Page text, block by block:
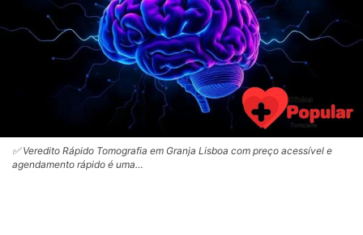
✅ Veredito Rápido Tomografia em Granja Lisboa com preço acessível e
agendamento rápido é uma…